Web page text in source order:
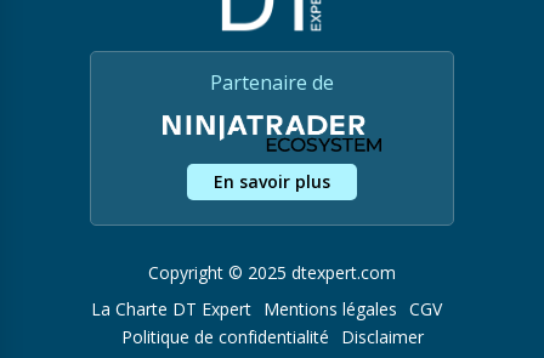
Partenaire de
En savoir plus
Copyright © 2025 dtexpert.com
La Charte DT Expert
Mentions légales CGV
Politique de confidentialité
Disclaimer